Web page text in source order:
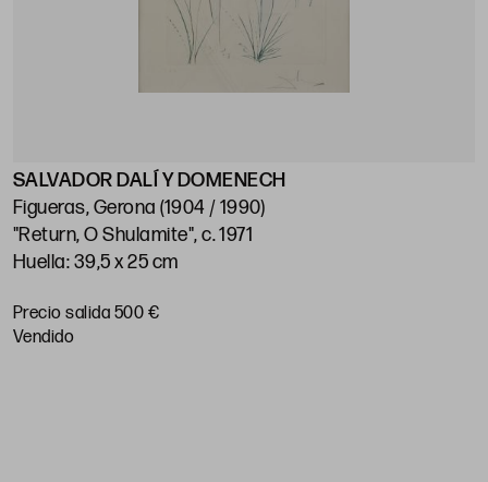
SALVADOR DALÍ Y DOMENECH
Figueras, Gerona (1904 / 1990)
"Return, O Shulamite", c. 1971
Huella: 39,5 x 25 cm
Precio salida 500 €
vendido